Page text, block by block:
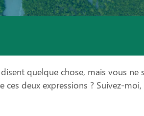
quelque chose, mais vous ne
ces deux expressions ? Suivez-